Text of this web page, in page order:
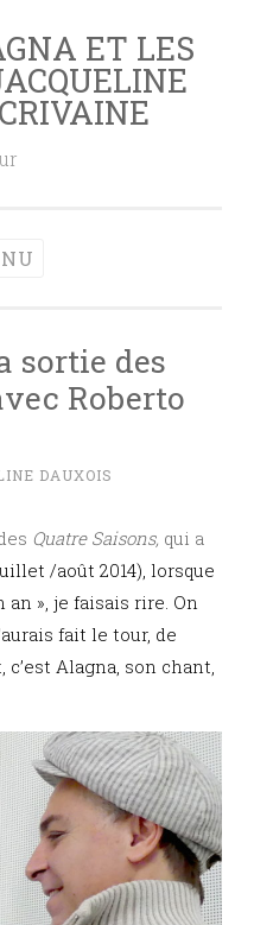
ET LES
sortie des
Roberto
DAUXOIS
Quatre Saisons, qui a
/août 2014), lorsque
an », je faisais rire. On
fait le tour, de
Alagna, son chant,